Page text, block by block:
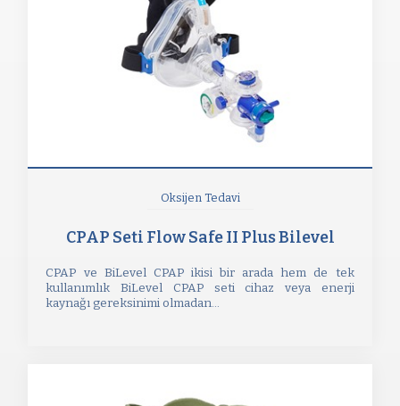
Oksijen Tedavi
CPAP Seti Flow Safe II Plus Bilevel
CPAP ve BiLevel CPAP ikisi bir arada hem de tek
kullanımlık BiLevel CPAP seti cihaz veya enerji
kaynağı gereksinimi olmadan...